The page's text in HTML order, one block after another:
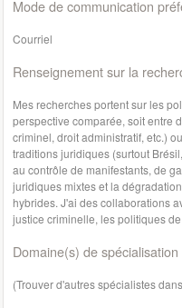
Mode de communication
Courriel
Renseignement sur la
Mes recherches portent sur les
perspective comparée, soit entre
criminel, droit administratif, etc.)
traditions juridiques (surtout
au contrôle de manifestants, de
juridiques mixtes et la
hybrides. J'ai des collaborations
justice criminelle, les politiques
Domaine(s) de spécialisation
(Trouver d'autres spécialistes